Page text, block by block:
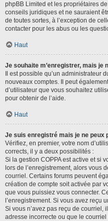
phpBB Limited et les propriétaires
conseils juridiques et ne sauraient
de toutes sortes, à l’exception de
contacter pour les abus ou les
Haut
Je souhaite m’enregistrer, mais je
Il est possible qu’un administrateur
nouveaux comptes. Il peut
d’utilisateur que vous souhaitez
pour obtenir de l’aide.
Haut
Je suis enregistré mais je ne peux
Vérifiez, en premier, votre nom
corrects, il y a deux possibilités :
Si la gestion COPPA est active et si
lors de l’enregistrement, alors vous
courriel. Certains forums peuvent
création de compte soit activée par
que vous puissiez vous connecter.
l’enregistrement. Si vous avez reçu
Si vous n’avez pas reçu de courriel,
adresse incorrecte ou que le